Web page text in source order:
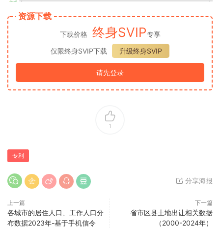
资源下载
下载价格 终身SVIP专享
仅限终身SVIP下载
升级终身SVIP
请先登录
1
专利
分享海报
上一篇
各城市的居住人口、工作人口分
布数据2023年-基于手机信令
下一篇
省市区县土地出让相关数据
（2000-2024年）